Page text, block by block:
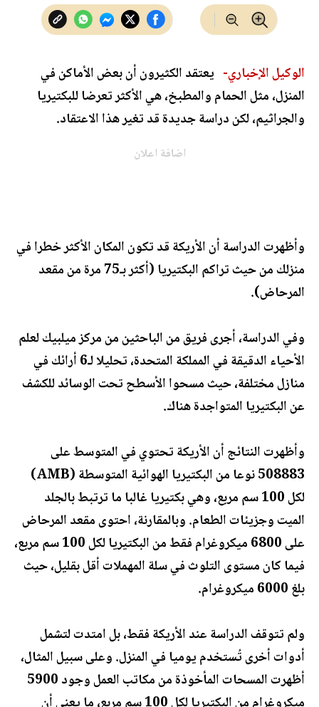
الوكيل الإخباري- يعتقد الكثيرون أن بعض الأماكن في
المنزل، مثل الحمام والمطبخ، هي الأكثر تعرضا للبكتيريا
والجراثيم، لكن دراسة جديدة قد تغير هذا الاعتقاد.
اضافة اعلان
وأظهرت الدراسة أن الأريكة قد تكون المكان الأكثر خطرا في
منزلك من حيث تراكم البكتيريا (أكثر بـ75 مرة من مقعد
المرحاض).
وفي الدراسة، أجرى فريق من الباحثين من مركز ميلبيك لعلم
الأحياء الدقيقة في المملكة المتحدة، تحليلا لـ6 أرائك في
منازل مختلفة، حيث مسحوا الأسطح تحت الوسائد للكشف
عن البكتيريا المتواجدة هناك.
وأظهرت النتائج أن الأريكة تحتوي في المتوسط على
508883 نوعا من البكتيريا الهوائية المتوسطة (AMB)
لكل 100 سم مربع، وهي بكتيريا غالبا ما ترتبط بالجلد
الميت وجزيئات الطعام. وبالمقارنة، احتوى مقعد المرحاض
على 6800 ميكروغرام فقط من البكتيريا لكل 100 سم مربع،
فيما كان مستوى التلوث في سلة المهملات أقل بقليل، حيث
بلغ 6000 ميكروغرام.
ولم تتوقف الدراسة عند الأريكة فقط، بل امتدت لتشمل
أدوات أخرى تُستخدم يوميا في المنزل. وعلى سبيل المثال،
أظهرت المسحات المأخوذة من مكاتب العمل وجود 5900